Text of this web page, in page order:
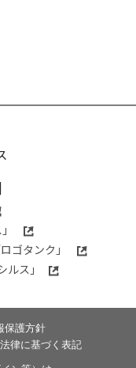
ゴタンク」
ス」
保護方針
律に基づく表記